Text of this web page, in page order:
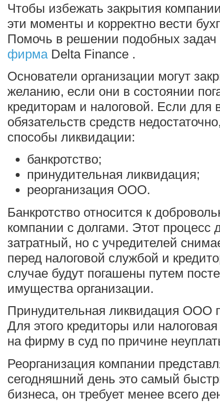
Чтобы избежать закрытия
эти моменты и корректно вести
Помочь в решении подобных задач
фирмаDelta Finance .
Основатели организации могут
желанию, если они в состоянии
кредиторам и налоговой. Если
обязательств средств
способы ликвидации:
банкротство;
принудительная ликвидация;
реорганизация ООО.
Банкротство относится к
компании с долгами. Этот процесс
затратный, но с учредителей
перед налоговой службой и
случае будут погашены путем
имущества организации.
Принудительная ликвидация ООО
Для этого кредиторы или
на фирму в суд по причине
Реорганизация компании
сегодняшний день это самый
бизнеса, он требует менее всего